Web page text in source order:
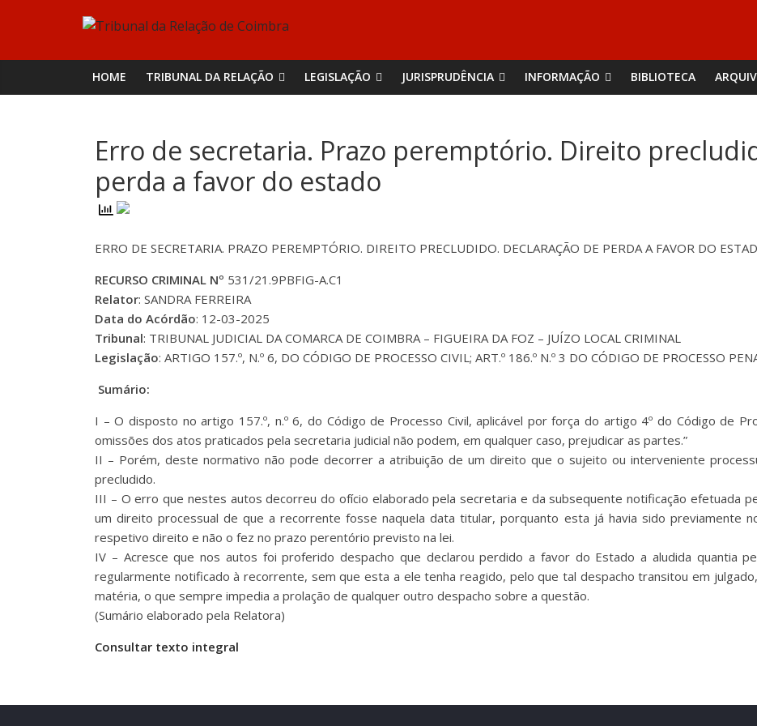
Tribunal
da
Relação
de
Coimbra
HOME TRIBUNAL DA RELAÇÃO LEGISLAÇÃO JURISPRUDÊNCIA INFORMAÇÃO BIBLIOTECA
Erro de secretaria. Prazo peremptório. Direito
perda a favor do estado
ERRO DE SECRETARIA. PRAZO PEREMPTÓRIO. DIREITO PRECLUDIDO. DECLARAÇÃO DE PERDA A FAVOR DO
RECURSO CRIMINAL Nº 531/21.9PBFIG-A.C1
Relator: SANDRA FERREIRA
Data do Acórdão: 12-03-2025
Tribunal: TRIBUNAL JUDICIAL DA COMARCA DE COIMBRA – FIGUEIRA DA FOZ – JUÍZO LOCAL CRIMINAL
Legislação: ARTIGO 157.º, N.º 6, DO CÓDIGO DE PROCESSO CIVIL; ART.º 186.º N.º 3 DO CÓDIGO DE PROCESSO
Sumário:
I – O disposto no artigo 157.º, n.º 6, do Código de Processo Civil, aplicável por força do artigo 4º do Código de
omissões dos atos praticados pela secretaria judicial não podem, em qualquer caso, prejudicar as partes.”
II – Porém, deste normativo não pode decorrer a atribuição de um direito que o sujeito ou interveniente
precludido.
III – O erro que nestes autos decorreu do ofício elaborado pela secretaria e da subsequente notificação efetuada
um direito processual de que a recorrente fosse naquela data titular, porquanto esta já havia sido previamente
respetivo direito e não o fez no prazo perentório previsto na lei.
IV – Acresce que nos autos foi proferido despacho que declarou perdido a favor do Estado a aludida quantia
regularmente notificado à recorrente, sem que esta a ele tenha reagido, pelo que tal despacho transitou em
matéria, o que sempre impedia a prolação de qualquer outro despacho sobre a questão.
(Sumário elaborado pela Relatora)
Consultar texto integral